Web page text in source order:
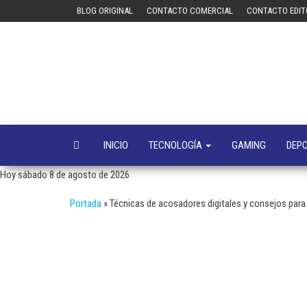
BLOG ORIGINAL CONTACTO COMERCIAL CONTACTO
INICIO TECNOLOGÍA GAMING
Hoy sábado 8 de agosto de 2026
Portada »Técnicas de acosadores digitales y consejos